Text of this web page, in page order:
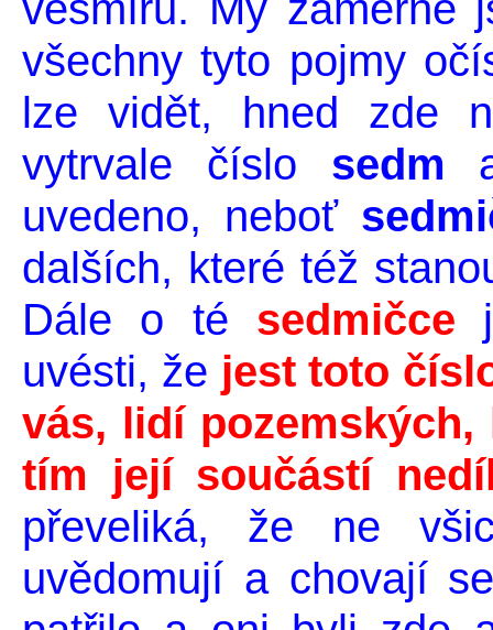
všechny tyto pojmy
lze vidět, hned zde
vytrvale číslo sedm
uvedeno, neboť
dalších, které též
Dále o té sedmičce
uvésti, že jest toto
vás, lidí
tím její součástí
převeliká, že ne
uvědomují a chovají